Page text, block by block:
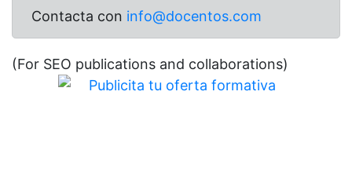
Contacta con info@docentos.com
(For SEO publications and collaborations)